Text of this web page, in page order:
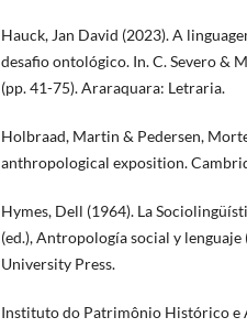
Hauck, Jan David (2023). A
desafio ontológico. In. C. Severo &
(pp. 41-75). Araraquara: Letraria.
Holbraad, Martin & Pedersen,
anthropological exposition.
Hymes, Dell (1964). La
(ed.), Antropología social y
University Press.
Instituto do Patrimônio Histórico e